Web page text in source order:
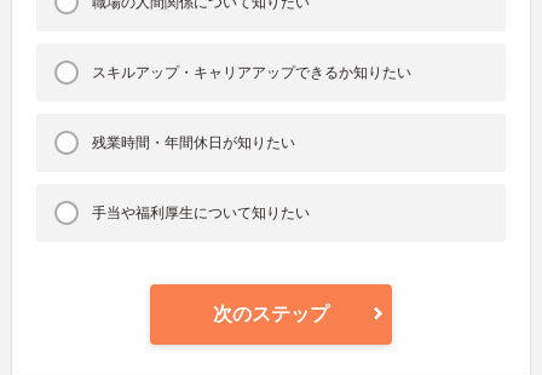
スキルアップ・キャリアアップできるか知りたい
残業時間・年間休日が知りたい
手当や福利厚生について知りたい
次のステップ